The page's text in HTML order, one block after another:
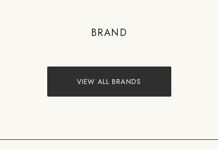
BRAND
VIEW ALL BRANDS